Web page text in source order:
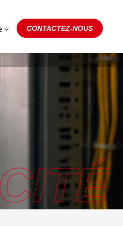
CONTACTEZ-NOUS